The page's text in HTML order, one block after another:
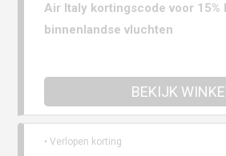
Air Italy kortingscode voor 15%
binnenlandse vluchten
BEKIJK
• Verlopen korting